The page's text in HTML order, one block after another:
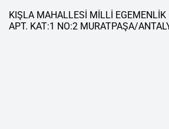
KIŞLA MAHALLESİ MİLLİ EGEMENLİK
APT. KAT:1 NO:2 MURATPAŞA/